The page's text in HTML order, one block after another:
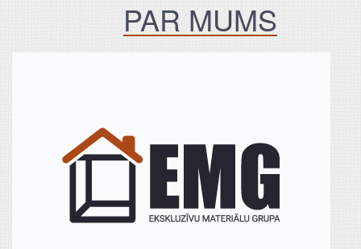
PAR MUMS